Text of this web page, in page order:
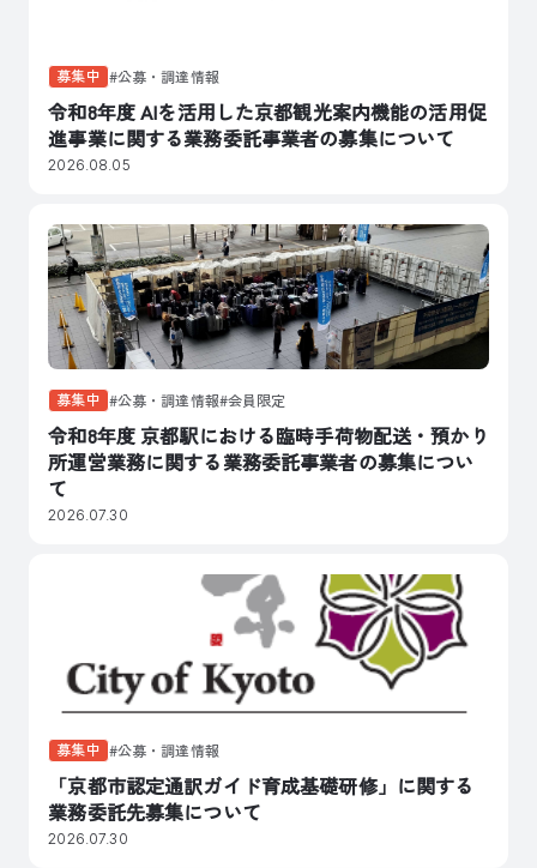
募集中 公募・調達情報
令和8年度 AIを活用した京都観光案内機能の活用促
進事業に関する業務委託事業者の募集について
2026.08.05
募集中 公募・調達情報 会員限定
令和8年度 京都駅における臨時手荷物配送・預かり
所運営業務に関する業務委託事業者の募集につい
て
2026.07.30
募集中 公募・調達情報
「京都市認定通訳ガイド育成基礎研修」に関する
業務委託先募集について
2026.07.30